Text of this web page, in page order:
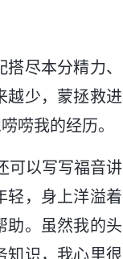
尽本分精力、
越少，蒙拯救进
唠我的经历。
可以写写福音讲
轻，身上洋溢着
助。虽然我的头
知识，我心里很